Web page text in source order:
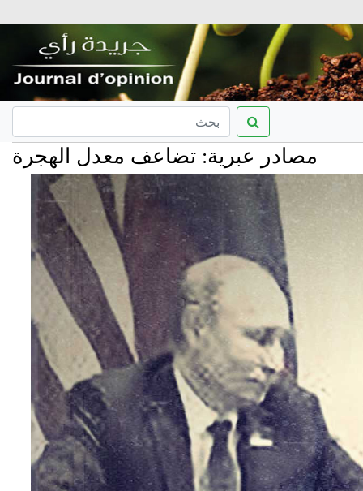
عبرية: تضاعف معدل الهجرة من